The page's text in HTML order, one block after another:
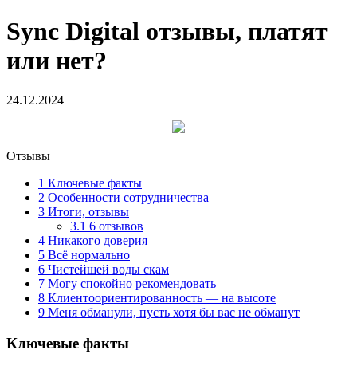
Sync Digital отзывы, платят
или нет?
24.12.2024
Отзывы
1 Ключевые факты
2 Особенности сотрудничества
3 Итоги, отзывы
3.1 6 отзывов
4 Никакого доверия
5 Всё нормально
6 Чистейшей воды скам
7 Могу спокойно рекомендовать
8 Клиентоориентированность — на высоте
9 Меня обманули, пусть хотя бы вас не обманут
Ключевые факты